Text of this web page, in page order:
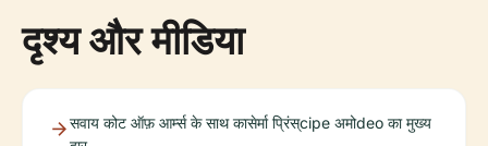
दृश्य और मीडिया
सवाय कोट ऑफ़ आर्म्स के साथ कासेर्मा प्रिंस्cipe अमोdeo का मुख्य